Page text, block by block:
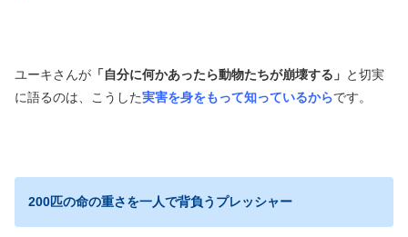
ユーキさんが 「自分に何かあったら動物たちが崩壊する」 と切実
に語るのは、こうした実害を身をもって知っているからです。
200匹の命の重さを一人で背負うプレッシャー